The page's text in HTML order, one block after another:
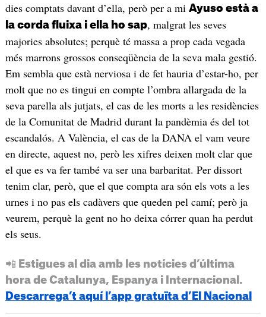
dies comptats davant d’ella, però per a mi Ayuso està a
la corda fluixa i ella ho sap, malgrat les seves
majories absolutes; perquè té massa a prop cada vegada
més marrons grossos conseqüència de la seva mala gestió.
Em sembla que està nerviosa i de fet hauria d’estar-ho, per
molt que no es tingui en compte l’ombra allargada de la
seva parella als jutjats, el cas de les morts a les residències
de la Comunitat de Madrid durant la pandèmia és del tot
escandalós. A València, el cas de la DANA el vam veure
en directe, aquest no, però les xifres deixen molt clar que
el que es va fer també va ser una barbaritat. Per dissort
tenim clar, però, que el que compta ara són els vots a les
urnes i no pas els cadàvers que queden pel camí; però ja
veurem, perquè la gent no ho deixa córrer quan ha perdut
els seus.
📲 Estigues al dia amb les notícies d’última
hora de Catalunya, Espanya i Internacional.
Descarrega’t aquí l’app gratuïta d’El Nacional